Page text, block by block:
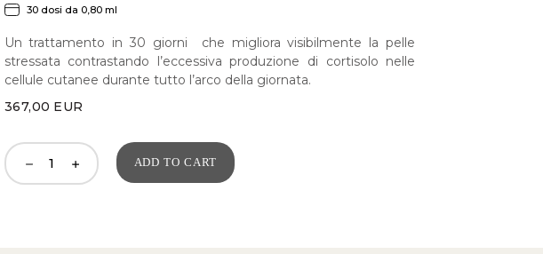
30 dosi da 0,80 ml
Un trattamento in 30 giorni che migliora visibilmente la pelle
stressata contrastando l’eccessiva produzione di cortisolo nelle
cellule cutanee durante tutto l’arco della giornata.
367,00 EUR
ADD TO CART